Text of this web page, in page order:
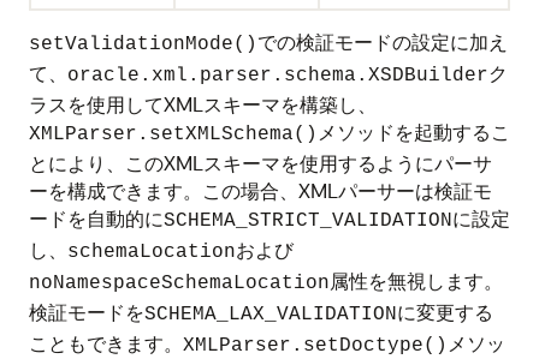
setValidationMode() での検証モードの設定に加え
て、
oracle.xml.parser.schema.XSDBuilderク
ラスを使用してXMLスキーマを構築し、
XMLParser.setXMLSchema() メソッドを起動するこ
とにより、このXMLスキーマを使用するようにパーサ
ーを構成できます。この場合、XMLパーサーは検証モ
ードを自動的にSCHEMA_STRICT_VALIDATIONに設定
し、
schemaLocationおよび
noNamespaceSchemaLocation属性を無視します。
検証モードをSCHEMA_LAX_VALIDATIONに変更する
こともできます。 XMLParser.setDoctype() メソッ